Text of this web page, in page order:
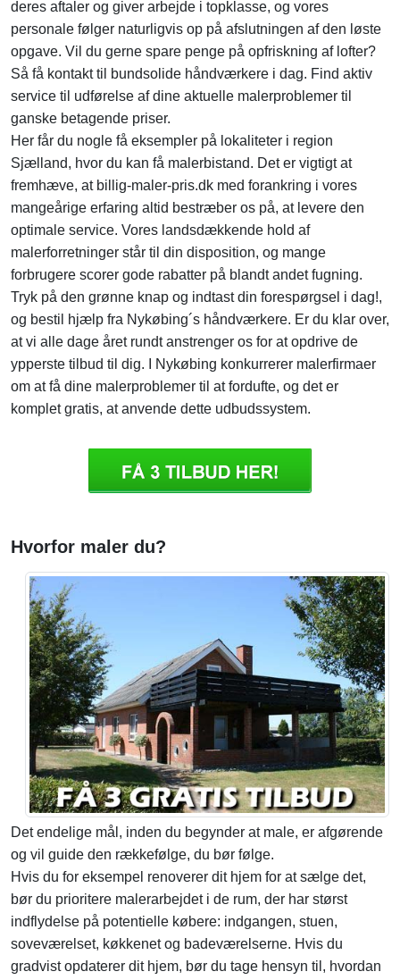
deres aftaler og giver arbejde i topklasse, og vores
personale følger naturligvis op på afslutningen af den løste
opgave. Vil du gerne spare penge på opfriskning af lofter?
Så få kontakt til bundsolide håndværkere i dag. Find aktiv
service til udførelse af dine aktuelle malerproblemer til
ganske betagende priser.
Her får du nogle få eksempler på lokaliteter i region
Sjælland, hvor du kan få malerbistand. Det er vigtigt at
fremhæve, at billig-maler-pris.dk med forankring i vores
mangeårige erfaring altid bestræber os på, at levere den
optimale service. Vores landsdækkende hold af
malerforretninger står til din disposition, og mange
forbrugere scorer gode rabatter på blandt andet fugning.
Tryk på den grønne knap og indtast din forespørgsel i dag!,
og bestil hjælp fra Nykøbing´s håndværkere. Er du klar over,
at vi alle dage året rundt anstrenger os for at opdrive de
ypperste tilbud til dig. I Nykøbing konkurrerer malerfirmaer
om at få dine malerproblemer til at fordufte, og det er
komplet gratis, at anvende dette udbudssystem.
Hvorfor maler du?
Det endelige mål, inden du begynder at male, er afgørende
og vil guide den rækkefølge, du bør følge.
Hvis du for eksempel renoverer dit hjem for at sælge det,
bør du prioritere malerarbejdet i de rum, der har størst
indflydelse på potentielle købere: indgangen, stuen,
soveværelset, køkkenet og badeværelserne. Hvis du
gradvist opdaterer dit hjem, bør du tage hensyn til, hvordan